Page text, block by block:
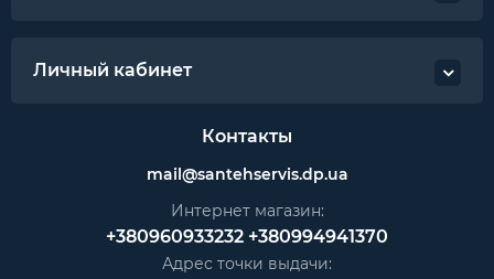
Личный кабинет
Контакты
mail@santehservis.dp.ua
Интернет магазин:
+380960933232 +380994941370
Адрес точки выдачи: